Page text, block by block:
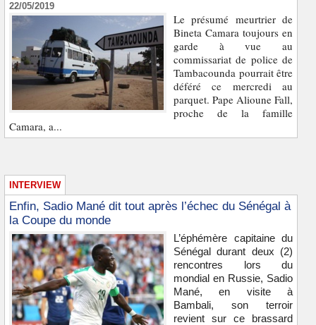
22/05/2019
Le présumé meurtrier de
Bineta Camara toujours en
garde à vue au
commissariat de police de
Tambacounda pourrait être
déféré ce mercredi au
parquet. Pape Alioune Fall,
proche de la famille
Camara, a...
INTERVIEW
Enfin, Sadio Mané dit tout après l’échec du Sénégal à
la Coupe du monde
L’éphémère capitaine du
Sénégal durant deux (2)
rencontres lors du
mondial en Russie, Sadio
Mané, en visite à
Bambali, son terroir
revient sur ce brassard